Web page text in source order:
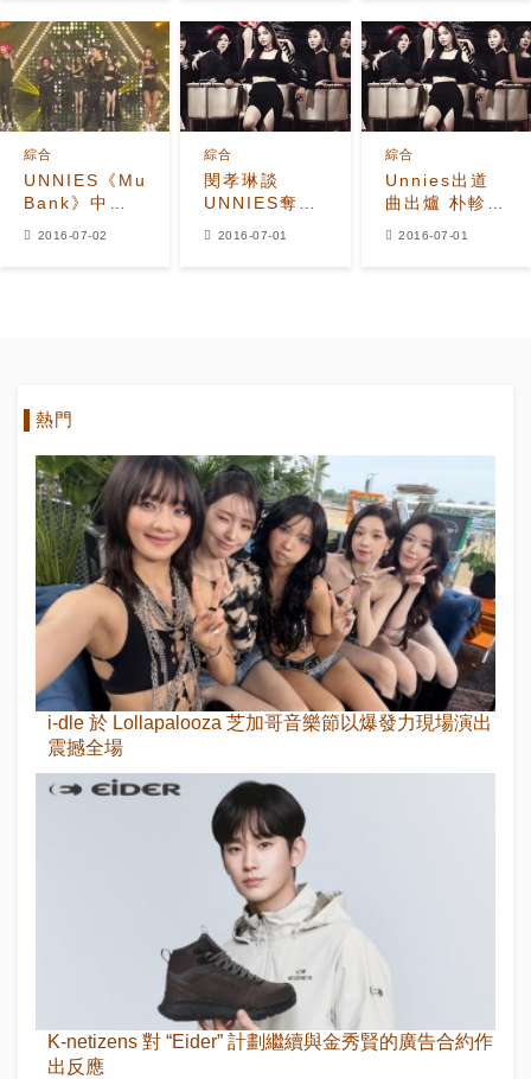
UNNIES《Music
Bank》中展
綜合
2016-07-02
閔孝琳談
UNNIES奪多
綜合
2016-07-01
Unnies出道
曲出爐 朴軫永
綜合
2016-07-01
熱門
i-dle 於 Lollapalooza 芝加哥音樂節以爆發力現場演出
震撼全場
K-netizens 對 “Eider” 計劃繼續與金秀賢的廣告合約作
出反應